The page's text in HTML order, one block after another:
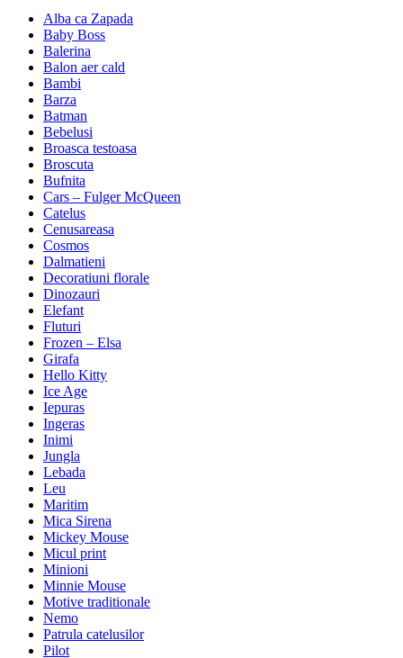
Alba ca Zapada
Baby Boss
Balerina
Balon aer cald
Bambi
Barza
Batman
Bebelusi
Broasca testoasa
Broscuta
Bufnita
Cars – Fulger McQueen
Catelus
Cenusareasa
Cosmos
Dalmatieni
Decoratiuni florale
Dinozauri
Elefant
Fluturi
Frozen – Elsa
Girafa
Hello Kitty
Ice Age
Iepuras
Ingeras
Inimi
Jungla
Lebada
Leu
Maritim
Mica Sirena
Mickey Mouse
Micul print
Minioni
Minnie Mouse
Motive traditionale
Nemo
Patrula catelusilor
Pilot